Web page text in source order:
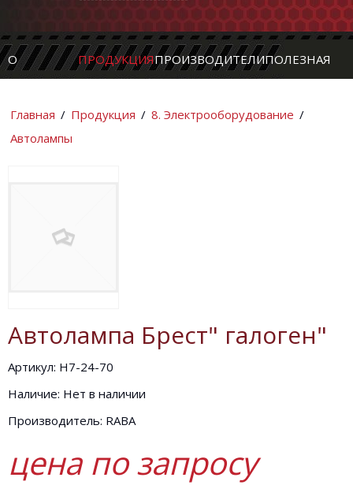
О ПРОДУКЦИЯПРОИЗВОДИТЕЛИПОЛЕЗНАЯ
Главная / Продукция / 8. Электрооборудование /
Автолампы
Автолампа Брест" галоген"
Артикул: Н7-24-70
Наличие: Нет в наличии
Производитель: RABA
цена по запросу